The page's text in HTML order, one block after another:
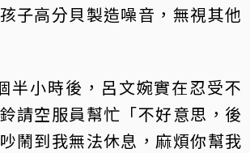
子高分貝製造噪音，無視其他
半小時後，呂文婉實在忍受不
請空服員幫忙「不好意思，後
鬧到我無法休息，麻煩你幫我